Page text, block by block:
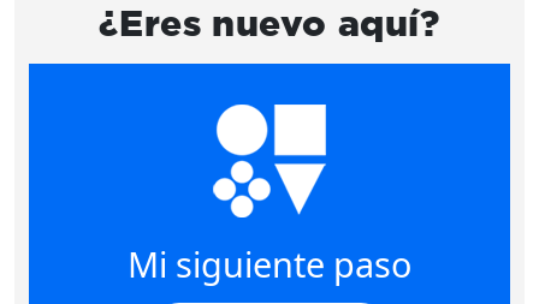
¿Eres nuevo aquí?
Mi siguiente paso